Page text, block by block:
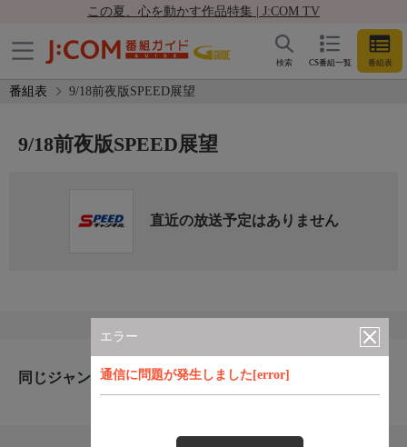
この夏、心を動かす作品特集 | J:COM TV
CS番組一覧 番組表
検索
番組表 9/18前夜版SPEED展望
エラー
通信に問題が発生しました[error]
9/18前夜版SPEED展望
直近の放送予定はありません
同じジャンルのおすすめ番組